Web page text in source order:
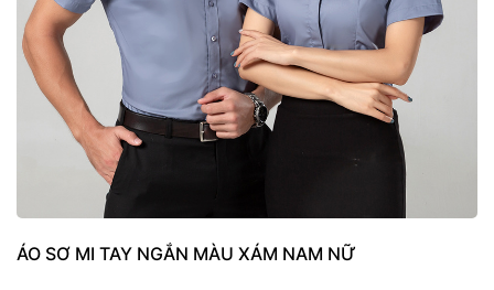
ÁO SƠ MI TAY NGẮN MÀU XÁM NAM NỮ